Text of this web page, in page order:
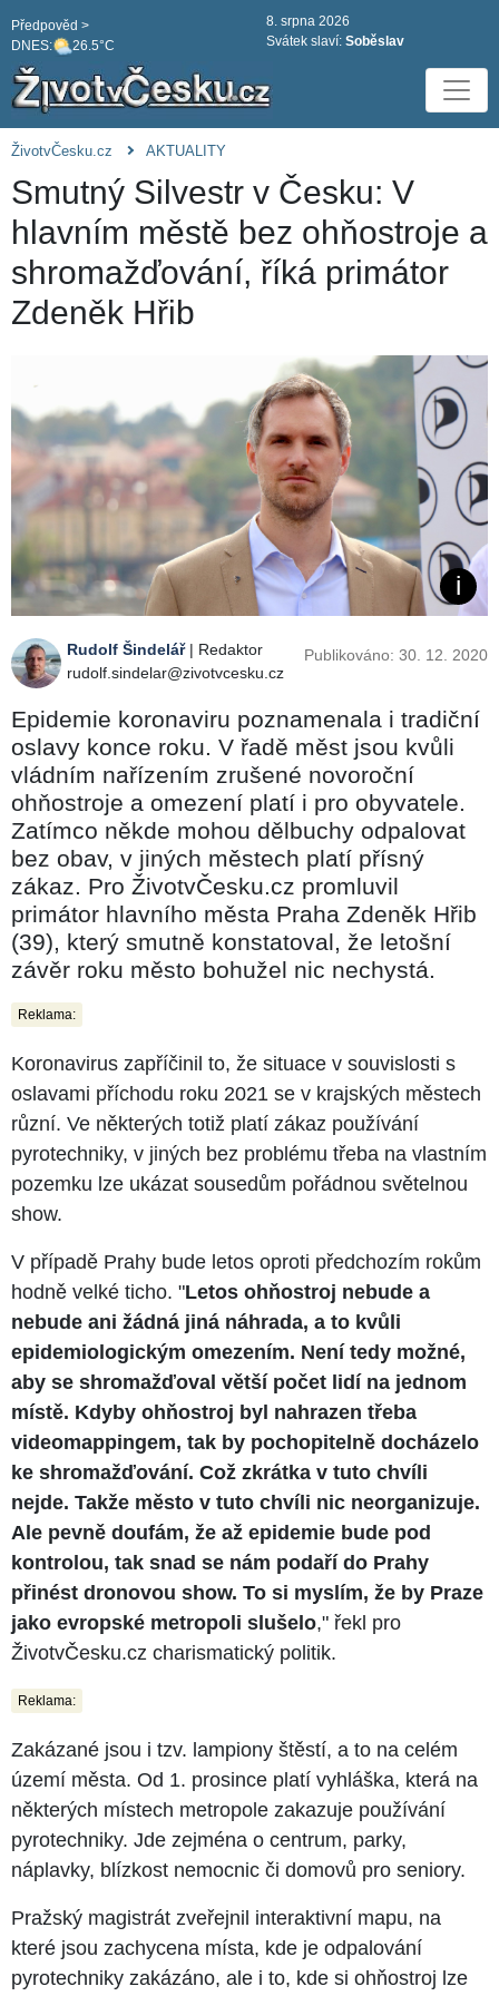
DNES: 26.5°C
Předpověd >
8. srpna 2026
Svátek slaví: Soběslav
ŽivotvČesku.cz AKTUALITY
Smutný Silvestr v Česku: V
hlavním městě bez ohňostroje a
shromažďování, říká primátor
Zdeněk Hřib
Rudolf Šindelář| Redaktor
rudolf.sindelar@zivotvcesku.cz
Publikováno: 30. 12. 2020
Epidemie koronaviru poznamenala i tradiční
oslavy konce roku. V řadě měst jsou kvůli
vládním nařízením zrušené novoroční
ohňostroje a omezení platí i pro obyvatele.
Zatímco někde mohou dělbuchy odpalovat
bez obav, v jiných městech platí přísný
zákaz. Pro ŽivotvČesku.cz promluvil
primátor hlavního města Praha Zdeněk Hřib
(39), který smutně konstatoval, že letošní
závěr roku město bohužel nic nechystá.
Reklama:
Koronavirus zapříčinil to, že situace v souvislosti s
oslavami příchodu roku 2021 se v krajských městech
různí. Ve některých totiž platí zákaz používání
pyrotechniky, v jiných bez problému třeba na vlastním
pozemku lze ukázat sousedům pořádnou světelnou
show.
V případě Prahy bude letos oproti předchozím rokům
hodně velké ticho. "Letos ohňostroj nebude a
nebude ani žádná jiná náhrada, a to kvůli
epidemiologickým omezením. Není tedy možné,
aby se shromažďoval větší počet lidí na jednom
místě. Kdyby ohňostroj byl nahrazen třeba
videomappingem, tak by pochopitelně docházelo
ke shromažďování. Což zkrátka v tuto chvíli
nejde. Takže město v tuto chvíli nic neorganizuje.
Ale pevně doufám, že až epidemie bude pod
kontrolou, tak snad se nám podaří do Prahy
přinést dronovou show. To si myslím, že by Praze
jako evropské metropoli slušelo," řekl pro
ŽivotvČesku.cz charismatický politik.
Reklama:
Zakázané jsou i tzv. lampiony štěstí, a to na celém
území města. Od 1. prosince platí vyhláška, která na
některých místech metropole zakazuje používání
pyrotechniky. Jde zejména o centrum, parky,
náplavky, blízkost nemocnic či domovů pro seniory.
Pražský magistrát zveřejnil interaktivní mapu, na
které jsou zachycena místa, kde je odpalování
pyrotechniky zakázáno, ale i to, kde si ohňostroj lze